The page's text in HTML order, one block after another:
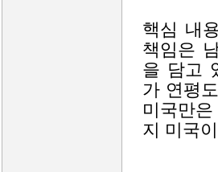
핵심 내
책임은
을 담고
가 연평
미국만
지 미국